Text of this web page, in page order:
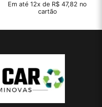
Em até 12x de R$ 47,82 no
cartão